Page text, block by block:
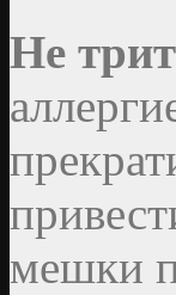
Не
мешки